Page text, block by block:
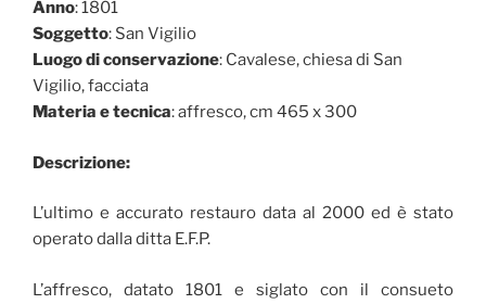
Anno: 1801
Soggetto: San Vigilio
Luogo di conservazione: Cavalese, chiesa di San
Vigilio, facciata
Materia e tecnica: affresco, cm 465 x 300
Descrizione:
L’ultimo e accurato restauro data al 2000 ed è stato
operato dalla ditta E.F.P.
L’affresco, datato 1801 e siglato con il consueto